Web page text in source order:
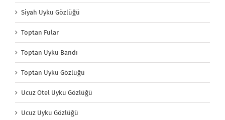
Siyah Uyku Gözlüğü
Toptan Fular
Toptan Uyku Bandı
Toptan Uyku Gözlüğü
Ucuz Otel Uyku Gözlüğü
Ucuz Uyku Gözlüğü